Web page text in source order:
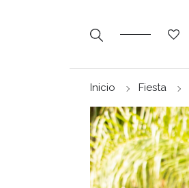
Inicio Fiesta